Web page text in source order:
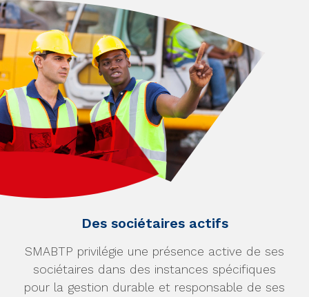
Des sociétaires actifs
SMABTP privilégie une présence active de ses
sociétaires dans des instances spécifiques
pour la gestion durable et responsable de ses